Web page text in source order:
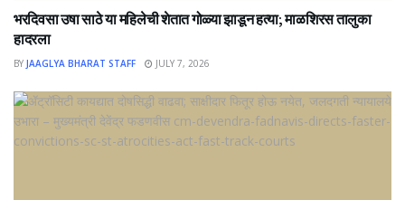
भरदिवसा उषा साठे या महिलेची शेतात गोळ्या झाडून हत्या; माळशिरस तालुका
हादरला
BY JAAGLYA BHARAT STAFF JULY 7, 2026